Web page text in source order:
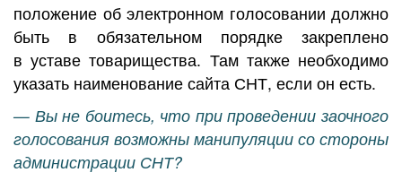
положение об электронном голосовании должно
быть в обязательном порядке закреплено
в уставе товарищества. Там также необходимо
указать наименование сайта СНТ, если он есть.
— Вы не боитесь, что при проведении заочного
голосования возможны манипуляции со стороны
администрации СНТ?